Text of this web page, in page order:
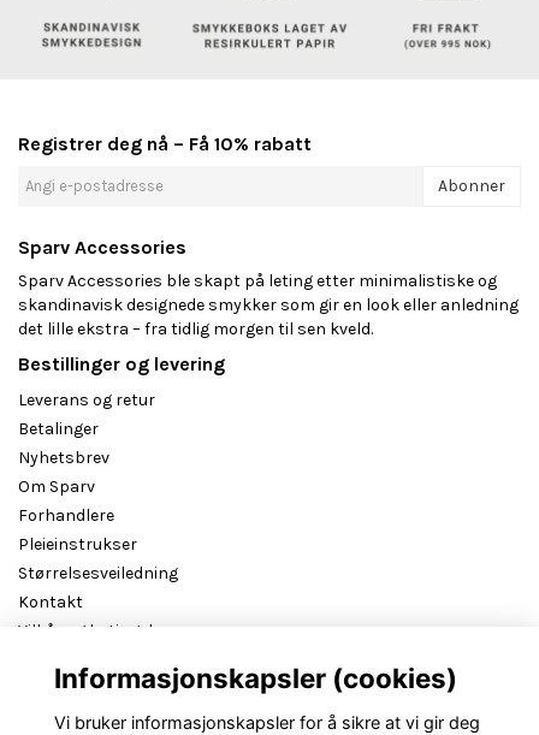
Registrer deg nå – Få 10% rabatt
Abonner
Sparv Accessories
Sparv Accessories ble skapt på leting etter minimalistiske og
skandinavisk designede smykker som gir en look eller anledning
det lille ekstra – fra tidlig morgen til sen kveld.
Bestillinger og levering
Leverans og retur
Betalinger
Nyhetsbrev
Om Sparv
Forhandlere
Pleieinstrukser
Størrelsesveiledning
Kontakt
Vilkår og betingelser
Informasjonskapsler (cookies)
Vi bruker informasjonskapsler for å sikre at vi gir deg